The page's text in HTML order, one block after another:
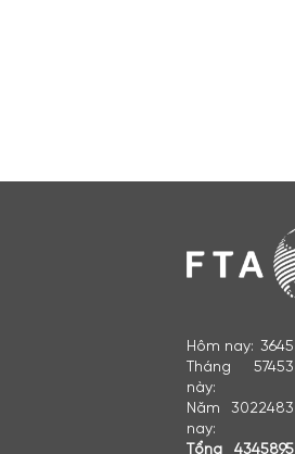
Hôm nay: 3645
Tháng
này:
57453
Năm
nay:
3022483
Tổng 4345895